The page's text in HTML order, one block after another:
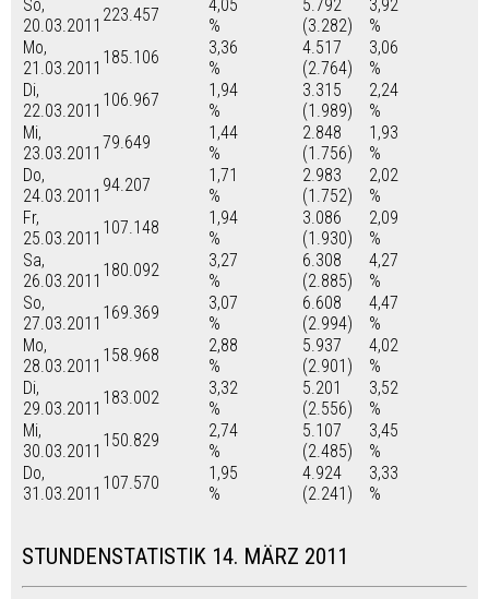
So,
20.03.2011
223.457
4,05
%
5.792
(3.282)
3,92
%
Mo,
21.03.2011
185.106
3,36
%
4.517
(2.764)
3,06
%
Di,
22.03.2011
106.967
1,94
%
3.315
(1.989)
2,24
%
Mi,
23.03.2011
79.649
1,44
%
2.848
(1.756)
1,93
%
Do,
24.03.2011
94.207
1,71
%
2.983
(1.752)
2,02
%
Fr,
25.03.2011
107.148
1,94
%
3.086
(1.930)
2,09
%
Sa,
26.03.2011
180.092
3,27
%
6.308
(2.885)
4,27
%
So,
27.03.2011
169.369
3,07
%
6.608
(2.994)
4,47
%
Mo,
28.03.2011
158.968
2,88
%
5.937
(2.901)
4,02
%
Di,
29.03.2011
183.002
3,32
%
5.201
(2.556)
3,52
%
Mi,
30.03.2011
150.829
2,74
%
5.107
(2.485)
3,45
%
Do,
31.03.2011
107.570
1,95
%
4.924
(2.241)
3,33
%
STUNDENSTATISTIK 14. MÄRZ 2011